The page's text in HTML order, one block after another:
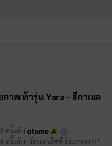
คาดเท้ารุ่น Yara - สีคาเมล
ครั้งกับ
ครั้งกับ บัตรเครดิตที่ร่วมรายการ*